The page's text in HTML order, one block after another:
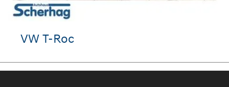
VW T-Roc